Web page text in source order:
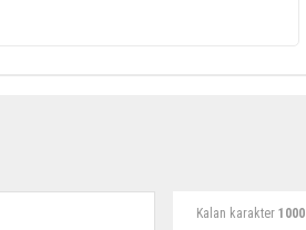
Kalan karakter 1000